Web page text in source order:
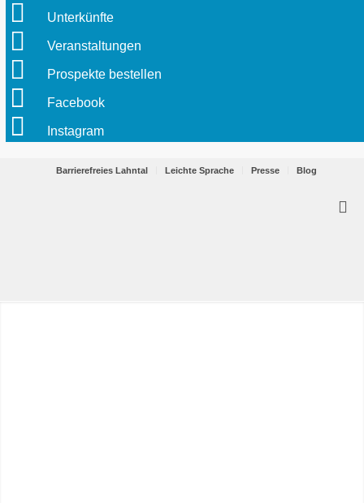
Unterkünfte
Veranstaltungen
Prospekte bestellen
Facebook
Instagram
Barrierefreies Lahntal Leichte Sprache Presse Blog